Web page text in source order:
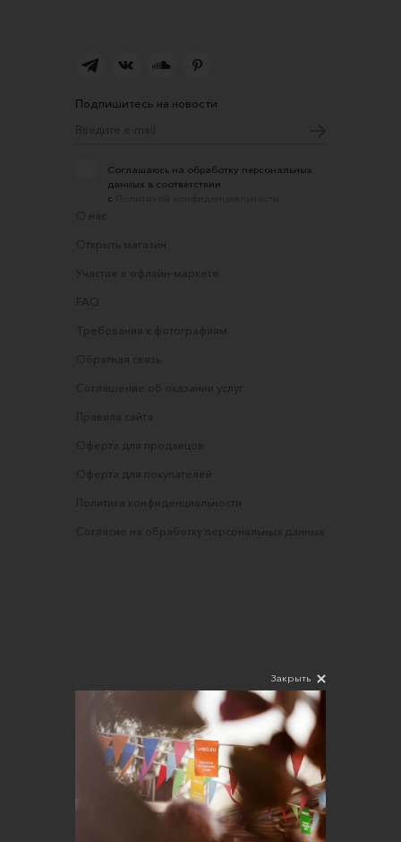
Подпишитесь на новости
Соглашаюсь на обработку персональных
данных в соответствии
с
О нас
Открыть магазин
Участие в офлайн-маркете
FAQ
Требования к фотографиям
Обратная связь
Соглашение об оказании услуг
Правила сайта
Оферта для продавцов
Оферта для покупателей
Политика конфиденциальности
Согласие на обработку персональных данных
Закрыть